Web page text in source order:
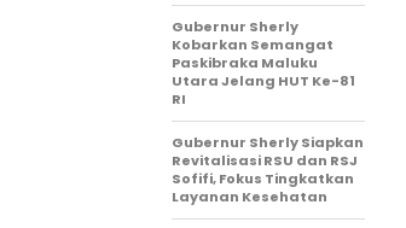
Gubernur Sherly
Kobarkan Semangat
Paskibraka Maluku
Utara Jelang HUT Ke-81
RI
Gubernur Sherly Siapkan
Revitalisasi RSU dan RSJ
Sofifi, Fokus Tingkatkan
Layanan Kesehatan